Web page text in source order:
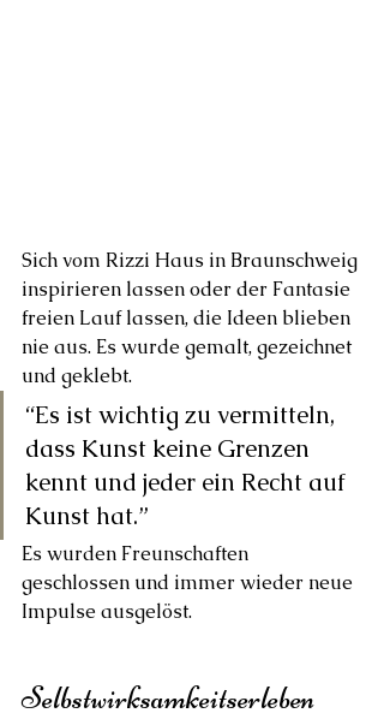
Sich vom Rizzi Haus in Braunschweig
inspirieren lassen oder der Fantasie
freien Lauf lassen, die Ideen blieben
nie aus. Es wurde gemalt, gezeichnet
und geklebt.
“Es ist wichtig zu vermitteln,
dass Kunst keine Grenzen
kennt und jeder ein Recht auf
Kunst hat.”
Es wurden Freunschaften
geschlossen und immer wieder neue
Impulse ausgelöst.
Selbstwirksamkeitserleben